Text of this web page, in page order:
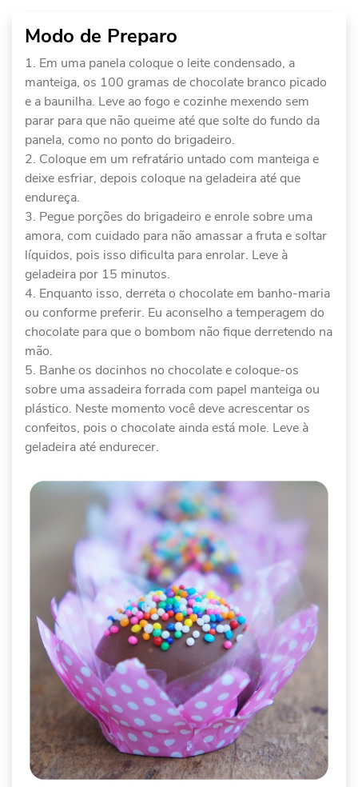
Modo de Preparo
Em uma panela coloque o leite condensado, a
manteiga, os 100 gramas de chocolate branco picado
e a baunilha. Leve ao fogo e cozinhe mexendo sem
parar para que não queime até que solte do fundo da
panela, como no ponto do brigadeiro.
Coloque em um refratário untado com manteiga e
deixe esfriar, depois coloque na geladeira até que
endureça.
Pegue porções do brigadeiro e enrole sobre uma
amora, com cuidado para não amassar a fruta e soltar
líquidos, pois isso dificulta para enrolar. Leve à
geladeira por 15 minutos.
Enquanto isso, derreta o chocolate em banho-maria
ou conforme preferir. Eu aconselho a temperagem do
chocolate para que o bombom não fique derretendo na
mão.
Banhe os docinhos no chocolate e coloque-os
sobre uma assadeira forrada com papel manteiga ou
plástico. Neste momento você deve acrescentar os
confeitos, pois o chocolate ainda está mole. Leve à
geladeira até endurecer.